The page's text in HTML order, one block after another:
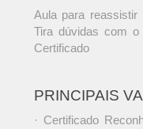
Aula para
Tira dúvidas com
Certificado
PRINCIPAIS
· Certificado